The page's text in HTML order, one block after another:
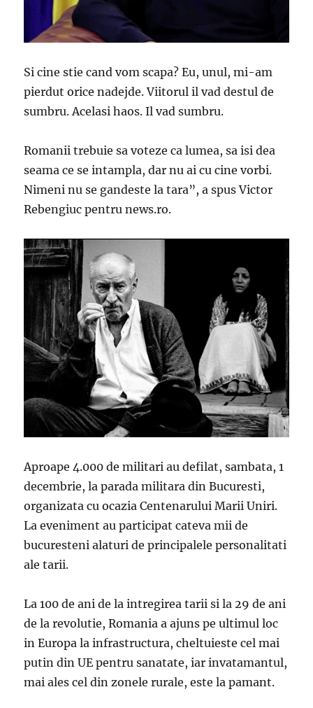
Si cine stie cand vom scapa? Eu, unul, mi-am
pierdut orice nadejde. Viitorul il vad destul de
sumbru. Acelasi haos. Il vad sumbru.
Romanii trebuie sa voteze ca lumea, sa isi dea
seama ce se intampla, dar nu ai cu cine vorbi.
Nimeni nu se gandeste la tara”, a spus Victor
Rebengiuc pentru news.ro.
Aproape 4.000 de militari au defilat, sambata, 1
decembrie, la parada militara din Bucuresti,
organizata cu ocazia Centenarului Marii Uniri.
La eveniment au participat cateva mii de
bucuresteni alaturi de principalele personalitati
ale tarii.
La 100 de ani de la intregirea tarii si la 29 de ani
de la revolutie, Romania a ajuns pe ultimul loc
in Europa la infrastructura, cheltu­ies­te cel mai
putin din UE pentru sanatate, iar invatamantul,
mai ales cel din zonele rurale, este la pamant.